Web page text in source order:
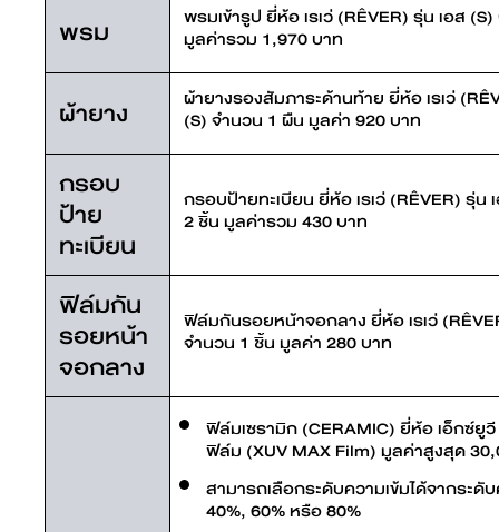
พรม พรมเข้ารูป ยี่ห้อ เรเว่ (RÊVER) รุ่น เอส
มูลค่ารวม 1,970 บาท
ผ้ายาง ผ้ายางรองสัมภาระด้านท้าย ยี่ห้อ เรเว่
(S) จำนวน 1 ผืน มูลค่า 920 บาท
กรอบ
ป้าย
ทะเบียน
กรอบป้ายทะเบียน ยี่ห้อ เรเว่ (RÊVER) รุ่น
2 ชิ้น มูลค่ารวม 430 บาท
ฟิล์มกัน
รอยหน้า
จอกลาง
ฟิล์มกันรอยหน้าจอกลาง ยี่ห้อ เรเว่
จำนวน 1 ชิ้น มูลค่า 280 บาท
ฟิล์มเซรามิก (CERAMIC) ยี่ห้อ เอ็กซ์ยู
ฟิล์ม (XUV MAX Film) มูลค่าสูงสุด
สามารถเลือกระดับความเข้มได้จากระดั
40%, 60% หรือ 80%